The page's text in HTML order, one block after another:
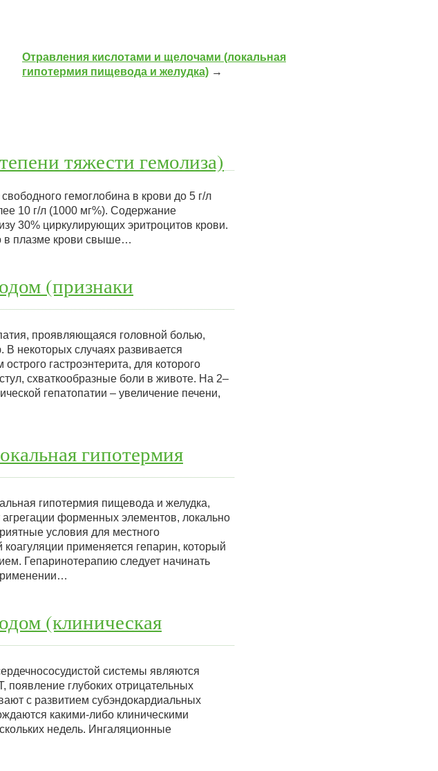
Отравления кислотами и щелочами (локальная
гипотермия пищевода и желудка) →
тяжести гемолиза)
гемоглобина в крови до 5 г/л
10 г/л (1000 мг%). Содержание
30% циркулирующих эритроцитов крови.
в плазме крови свыше…
(признаки
проявляющаяся головной болью,
некоторых случаях развивается
гастроэнтерита, для которого
схваткообразные боли в животе. На 2–
гепатопатии – увеличение печени,
гипотермия
гипотермия пищевода и желудка,
агрегации форменных элементов, локально
условия для местного
применяется гепарин, который
Гепаринотерапию следует начинать
(клиническая
системы являются
глубоких отрицательных
с развитием субэндокардиальных
какими-либо клиническими
недель. Ингаляционные